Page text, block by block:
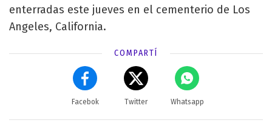
enterradas este jueves en el cementerio de Los
Angeles, California.
COMPARTÍ
Facebok Twitter Whatsapp